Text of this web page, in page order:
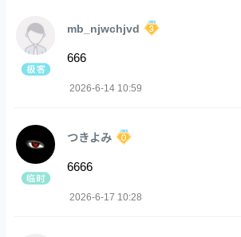
mb_njwchjvd
666
2026-6-14 10:59
つきよみ
6666
2026-6-17 10:28